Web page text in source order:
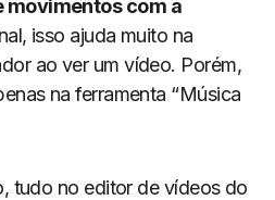
movimentos com a
isso ajuda muito na
ao ver um vídeo. Porém,
na ferramenta “Música
tudo no editor de vídeos do